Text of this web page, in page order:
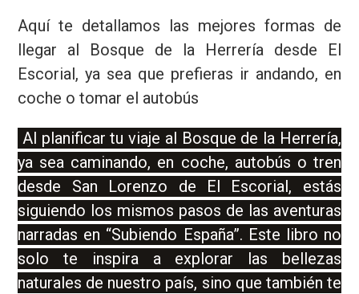
Aquí te detallamos las mejores formas de
llegar al Bosque de la Herrería desde El
Escorial, ya sea que prefieras ir andando, en
coche o tomar el autobús
Al planificar tu viaje al Bosque de la Herrería,
ya sea caminando, en coche, autobús o tren
desde San Lorenzo de El Escorial, estás
siguiendo los mismos pasos de las aventuras
narradas en “Subiendo España”. Este libro no
solo te inspira a explorar las bellezas
naturales de nuestro país, sino que también te